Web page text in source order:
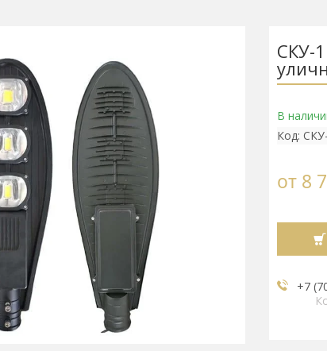
СКУ-
В
Код:
от 8
+7